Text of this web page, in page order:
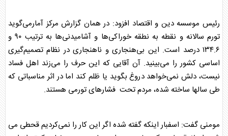
رئیس موسسه دین و اقتصاد افزود: در همان گزارش مرکز آمارمی‌گوید
تورم سالانه و نقطه به نطقه خوراکی‌ها و آشامیدنی‌ها به ترتیب ۹۰ و
۱۳۴.۶ درصد است. این بی‌هنجاری و ناهنجاری در نظام تصمیم‌گیری
اساسی کشور را می‌بینید. آن آقایی که این حرف را می‌زند اهل فساد
نیست، دلش نمی‌خواهد دروغ بگوید یا ظلم کند اما در اثر مناسباتی که
طی سالها ساخته شده، مردم تحت فشارهای تورمی هستند.
مومنی گفت: اسفبار اینکه گفته شده اگر این کار را نمی‌کردیم قحطی می